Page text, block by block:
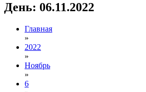
День: 06.11.2022
Главная
»
2022
»
Ноябрь
»
6